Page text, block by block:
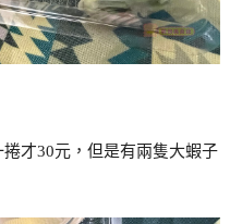
才30元，但是有兩隻大蝦子